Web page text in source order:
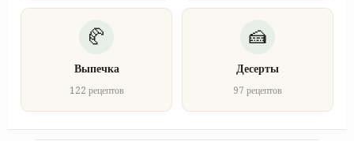
Выпечка
122 рецептов
Десерты
97 рецептов